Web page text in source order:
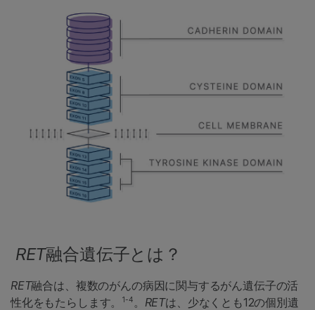
RET融合遺伝子とは？
RET融合は、複数のがんの病因に関与するがん遺伝子の活
性化をもたらします。
1-4。 RETは、少なくとも12の個別遺